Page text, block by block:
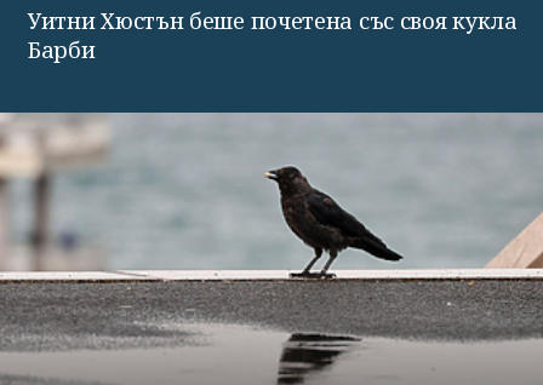
Уитни Хюстън беше почетена със своя кукла
Барби